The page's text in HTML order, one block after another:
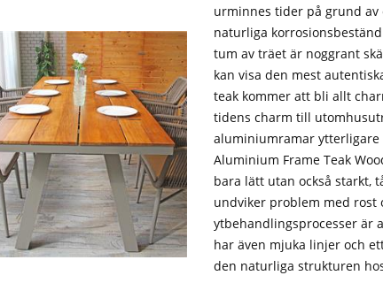
urminnes tider på grund
naturliga
tum av träet är noggrant
kan visa den mest
teak kommer att bli allt
tidens charm till
aluminiumramar ytterligare
Aluminium Frame Teak
bara lätt utan också starkt,
undviker problem med rost
ytbehandlingsprocesser är
har även mjuka linjer och
den naturliga strukturen